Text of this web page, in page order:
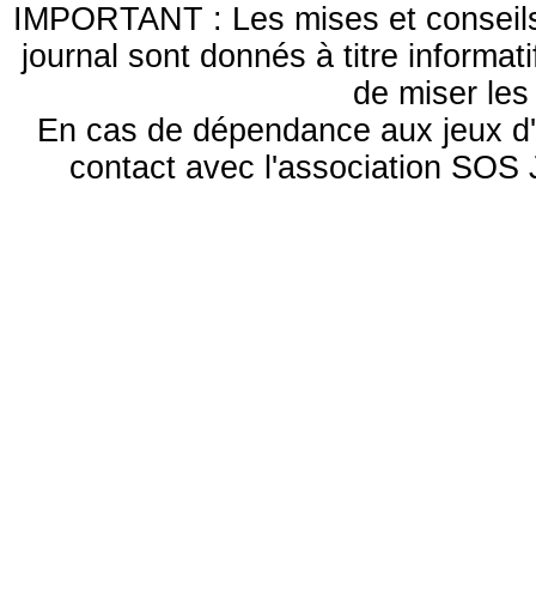
IMPORTANT : Les mises et
journal sont donnés à titre
de miser
En cas de dépendance aux jeux
contact avec l'association